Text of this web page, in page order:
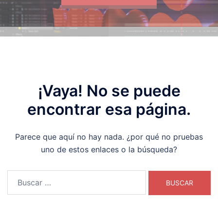
¡Vaya! No se puede
encontrar esa página.
Parece que aquí no hay nada. ¿por qué no pruebas
uno de estos enlaces o la búsqueda?